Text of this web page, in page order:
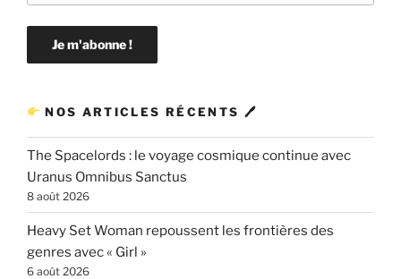
NOS ARTICLES RÉCENTS 🖊
The Spacelords : le voyage cosmique continue avec
Uranus Omnibus Sanctus
8 août 2026
Heavy Set Woman repoussent les frontières des
genres avec « Girl »
6 août 2026